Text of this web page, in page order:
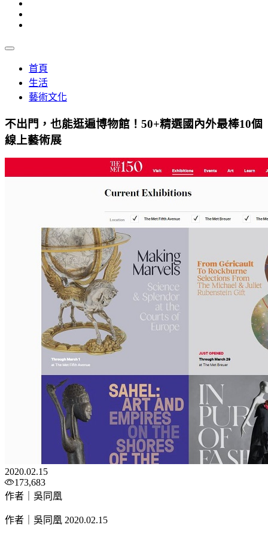
首頁
生活
藝術文化
不出門，也能逛遍博物館！50+精選國內外最棒10個
線上藝術展
2020.02.15
173,683
作者｜吳同凰
作者｜吳同凰 2020.02.15